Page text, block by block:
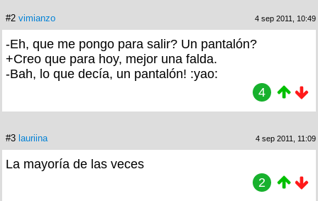
#2 vimianzo 4 sep 2011, 10:49
-Eh, que me pongo para salir? Un pantalón?
+Creo que para hoy, mejor una falda.
-Bah, lo que decía, un pantalón! :yao:
4
#3 lauriina 4 sep 2011, 11:09
La mayoría de las veces
2